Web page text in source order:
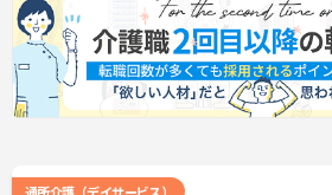
通所介護（デイサービス）